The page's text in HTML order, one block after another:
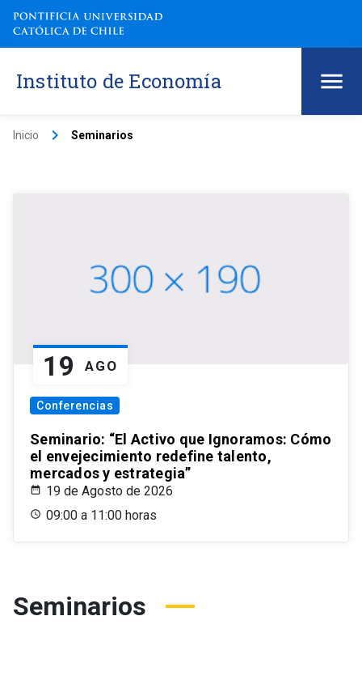
Instituto de Economía
Inicio keyboard_arrow_right Seminarios
19 AGO
Conferencias
Seminario: “El Activo que Ignoramos: Cómo
el envejecimiento redefine talento,
mercados y estrategia”
19 de Agosto de 2026
09:00 a 11:00 horas
Seminarios